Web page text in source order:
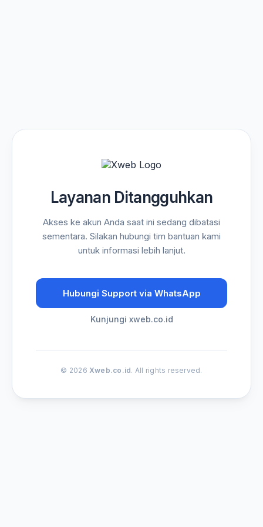
Layanan Ditangguhkan
Akses ke akun Anda saat ini sedang dibatasi
sementara. Silakan hubungi tim bantuan kami
untuk informasi lebih lanjut.
Hubungi Support via WhatsApp
Kunjungi xweb.co.id
© 2026 Xweb.co.id. All rights reserved.